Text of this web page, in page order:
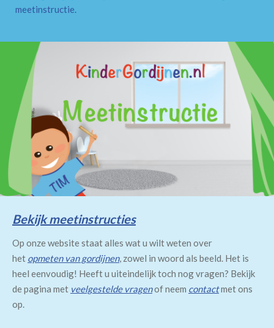
meetinstructie.
Bekijk meetinstructies
Op onze website staat alles wat u wilt weten over
het opmeten van gordijnen, zowel in woord als beeld. Het is
heel eenvoudig! Heeft u uiteindelijk toch nog vragen? Bekijk
de pagina met veelgestelde vragenof neem contactmet ons
op.